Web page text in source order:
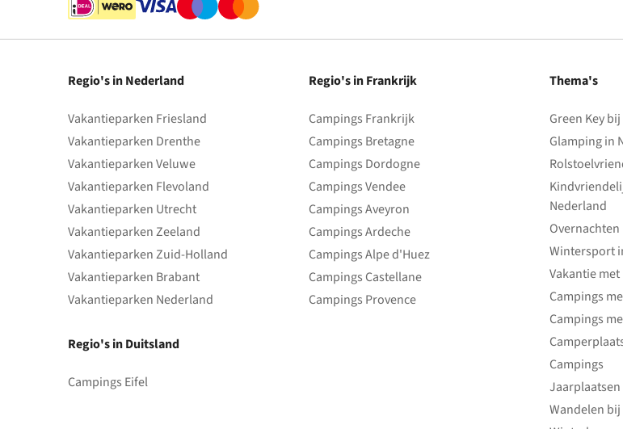
Regio's in Nederland
Vakantieparken Friesland
Vakantieparken Drenthe
Vakantieparken Veluwe
Vakantieparken Flevoland
Vakantieparken Utrecht
Vakantieparken Zeeland
Vakantieparken Zuid-Holland
Vakantieparken Brabant
Vakantieparken Nederland
Regio's in Duitsland
Campings Eifel
Regio's in Frankrijk
Campings Frankrijk
Campings Bretagne
Campings Dordogne
Campings Vendee
Campings Aveyron
Campings Ardeche
Campings Alpe d'Huez
Campings Castellane
Campings Provence
Thema's
Green Key bij
Glamping in
Nederland
Wintersport
Vakantie
Campings
Campings
Campings
Jaarplaatsen
Wandelen bij